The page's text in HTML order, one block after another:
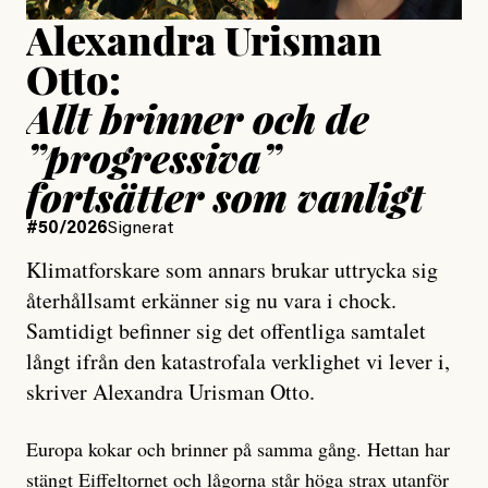
Alexandra Urisman
Otto:
Allt brinner och de
”progressiva”
fortsätter som vanligt
#50/2026Signerat
Klimatforskare som annars brukar uttrycka sig
återhållsamt erkänner sig nu vara i chock.
Samtidigt befinner sig det offentliga samtalet
långt ifrån den katastrofala verklighet vi lever i,
skriver Alexandra Urisman Otto.
Europa kokar och brinner på samma gång. Hettan har
stängt Eiffeltornet och lågorna står höga strax utanför